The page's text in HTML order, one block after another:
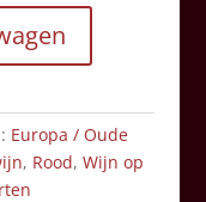
Europa / Oude
, Rood, Wijn op